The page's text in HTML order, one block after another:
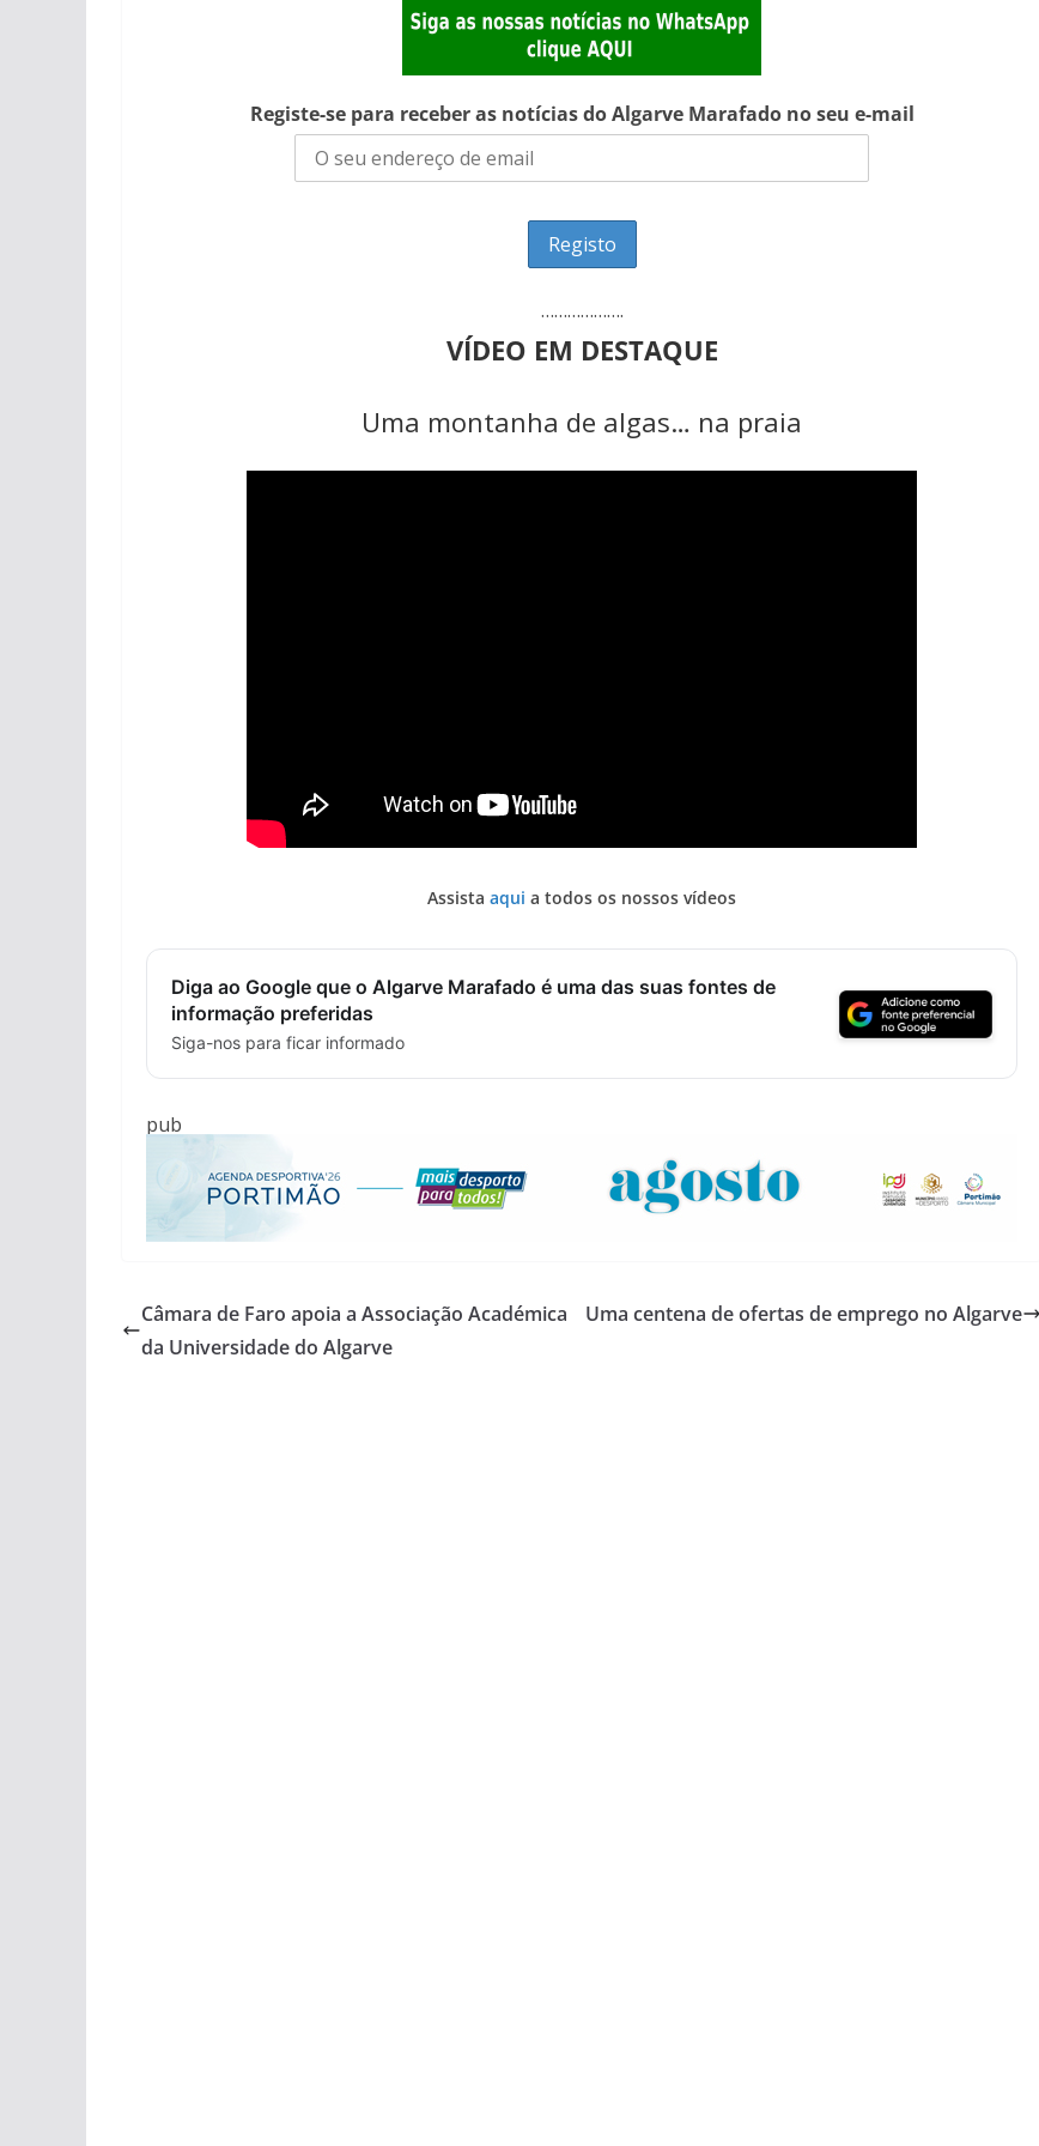
Registe-se para receber as notícias do Algarve Marafado no seu e-mail
……………….
VÍDEO EM DESTAQUE
Uma montanha de algas… na praia
Assista aqui a todos os nossos vídeos
Diga ao Google que o Algarve Marafado é uma das suas fontes de
informação preferidas
Siga-nos para ficar informado
pub
Câmara de Faro apoia a Associação Académica
da Universidade do Algarve
Uma centena de ofertas de emprego no Algarve
sacristia da Igreja de Santa Maria?!…